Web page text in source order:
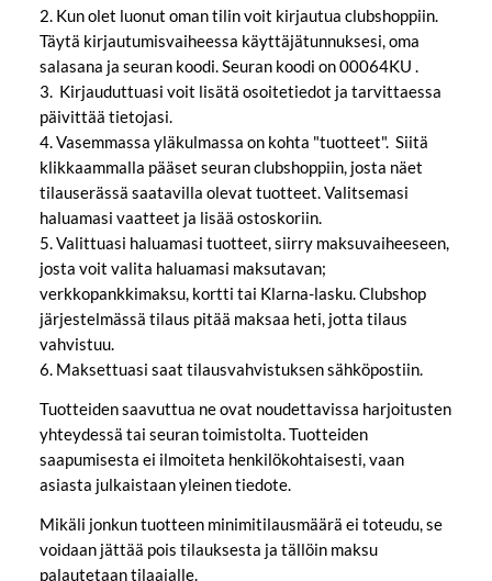
2. Kun olet luonut oman tilin voit kirjautua clubshoppiin.
Täytä kirjautumisvaiheessa käyttäjätunnuksesi, oma
salasana ja seuran koodi. Seuran koodi on 00064KU .
3. Kirjauduttuasi voit lisätä osoitetiedot ja tarvittaessa
päivittää tietojasi.
4. Vasemmassa yläkulmassa on kohta "tuotteet". Siitä
klikkaammalla pääset seuran clubshoppiin, josta näet
tilauserässä saatavilla olevat tuotteet. Valitsemasi
haluamasi vaatteet ja lisää ostoskoriin.
5. Valittuasi haluamasi tuotteet, siirry maksuvaiheeseen,
josta voit valita haluamasi maksutavan;
verkkopankkimaksu, kortti tai Klarna-lasku. Clubshop
järjestelmässä tilaus pitää maksaa heti, jotta tilaus
vahvistuu.
6. Maksettuasi saat tilausvahvistuksen sähköpostiin.
Tuotteiden saavuttua ne ovat noudettavissa harjoitusten
yhteydessä tai seuran toimistolta. Tuotteiden
saapumisesta ei ilmoiteta henkilökohtaisesti, vaan
asiasta julkaistaan yleinen tiedote.
Mikäli jonkun tuotteen minimitilausmäärä ei toteudu, se
voidaan jättää pois tilauksesta ja tällöin maksu
palautetaan tilaajalle.